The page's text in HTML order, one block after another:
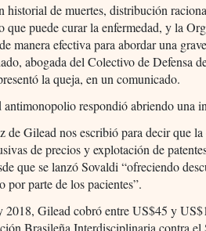
historial de muertes, distribución
que puede curar la enfermedad, y la
manera efectiva para abordar una
abogada del Colectivo de Defensa
la queja, en un comunicado.
antimonopolio respondió abriendo una
de Gilead nos escribió para decir que
de precios y explotación de
que se lanzó Sovaldi “ofreciendo
por parte de los pacientes”.
2018, Gilead cobró entre US$45 y
Brasileña Interdisciplinaria contra